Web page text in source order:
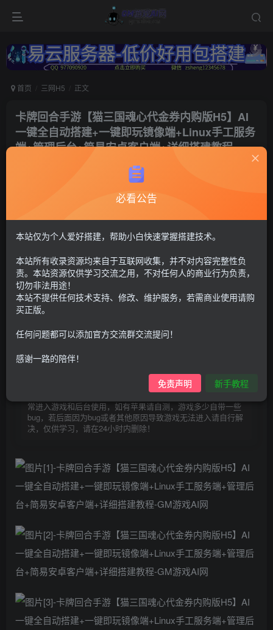
首页 三网H5 正文
卡牌回合手游【猫三国魂心代金券内购版H5】AI
一键全自动搭建+一键即玩镜像端+Linux手工服务
端+管理后台+简易安卓客户端+详细搭建教程
猫三国5
Q群---736021860---GM游戏AI网---管理员《易云服务器-
https://123.yxjs.ltd/cart》。】
G币30 G币100
购买前请先看完新手教程,未认真看完一切问题自行解决
仅支持云服务器搭建，适用于小白快速搭建，只能确保安卓正
常进入游戏和后台使用，如有苹果请自测，游戏多少自带一些
bug，若后面因为bug或者其他原因导致游戏无法进入请自行解
决，仅供学习，请在24小时内删除！
付费资源
必看公告
本站仅为个人爱好搭建，帮助小白快速掌握搭建技术。
本站所有收录资源均来自于互联网收集，并不对内容完整性负
责。本站资源仅供学习交流之用，不对任何人的商业行为负责，
切勿非法用途！
本站不提供任何技术支持、修改、维护服务，若需商业使用请购
买正版。
任何问题都可以添加官方交流群交流提问！
感谢一路的陪伴！
免责声明 新手教程